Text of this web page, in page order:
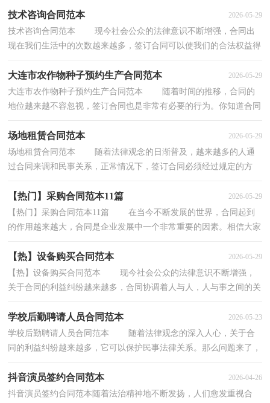
技术咨询合同范本 2026-05-29
技术咨询合同范本 现今社会公众的法律意识不断增强，合同出
现在我们生活中的次数越来越多，签订合同可以使我们的合法权益得
大连市农作物种子预约生产合同范本 2026-05-29
大连市农作物种子预约生产合同范本 随着时间的推移，合同的
地位越来越不容忽视，签订合同也是非常有必要的行为。你知道合同
场地租赁合同范本 2026-05-29
场地租赁合同范本 随着法律观念的日渐普及，越来越多的人通
过合同来调和民事关系，正常情况下，签订合同必须经过规定的方
【热门】采购合同范本11篇 2026-05-29
【热门】采购合同范本11篇 在当今不断发展的世界，合同起到
的作用越来越大，合同是企业发展中一个非常重要的因素。相信大家
【热】设备购买合同范本 2026-05-29
【热】设备购买合同范本 现今社会公众的法律意识不断增强，
关于合同的利益纠纷越来越多，合同协调着人与人，人与事之间的关
学校后勤聘请人员合同范本 2026-05-23
学校后勤聘请人员合同范本 随着法律观念的深入人心，关于合
同的利益纠纷越来越多，它可以保护民事法律关系。那么问题来了，
抖音演员签约合同范本 2026-04-26
抖音演员签约合同范本随着法治精神地不断发扬，人们愈发重视合